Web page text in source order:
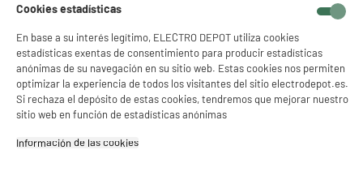
product_anchor_characteristics
6€94
Cookies estadísticas
En base a su interés legítimo, ELECTRO DEPOT utiliza cookies
estadísticas exentas de consentimiento para producir estadísticas
anónimas de su navegación en su sitio web. Estas cookies nos permiten
optimizar la experiencia de todos los visitantes del sitio electrodepot.es.
Si rechaza el depósito de estas cookies, tendremos que mejorar nuestro
sitio web en función de estadísticas anónimas
Información de las cookies‎